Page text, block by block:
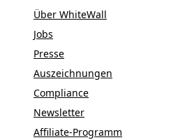
Über WhiteWall
Jobs
Presse
Auszeichnungen
Compliance
Newsletter
Affiliate-Programm